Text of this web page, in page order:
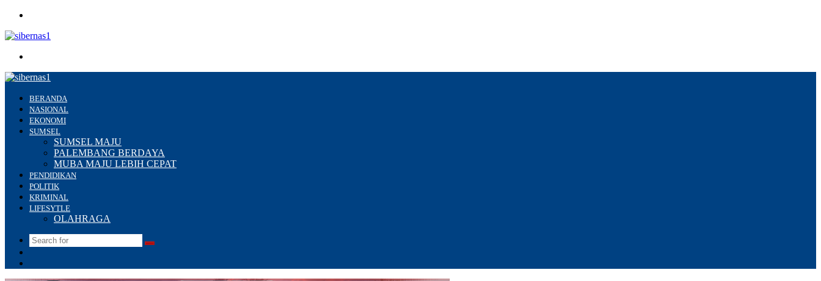
BERANDA
NASIONAL
EKONOMI
SUMSEL
SUMSEL MAJU
PALEMBANG BERDAYA
MUBA MAJU LEBIH CEPAT
PENDIDIKAN
POLITIK
KRIMINAL
LIFESYTLE
OLAHRAGA
Search